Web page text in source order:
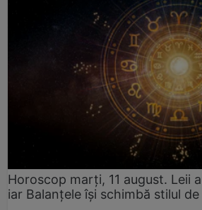
Horoscop marți, 11 august. Leii
iar Balanțele își schimbă stilul